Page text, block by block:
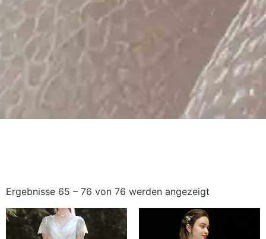
Ergebnisse 65 – 76 von 76 werden angezeigt